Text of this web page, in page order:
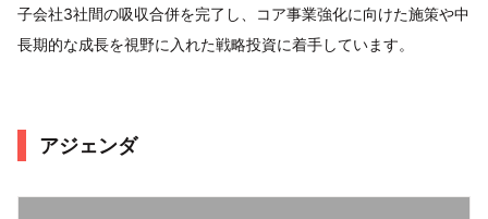
子会社3社間の吸収合併を完了し、コア事業強化に向けた施策や中
長期的な成長を視野に入れた戦略投資に着手しています。
アジェンダ